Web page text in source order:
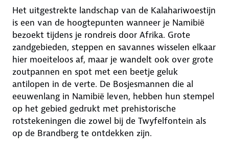
Het uitgestrekte landschap van de Kalahariwoestijn
is een van de hoogtepunten wanneer je Namibië
bezoekt tijdens je rondreis door Afrika. Grote
zandgebieden, steppen en savannes wisselen elkaar
hier moeiteloos af, maar je wandelt ook over grote
zoutpannen en spot met een beetje geluk
antilopen in de verte. De Bosjesmannen die al
eeuwenlang in Namibië leven, hebben hun stempel
op het gebied gedrukt met prehistorische
rotstekeningen die zowel bij de Twyfelfontein als
op de Brandberg te ontdekken zijn.